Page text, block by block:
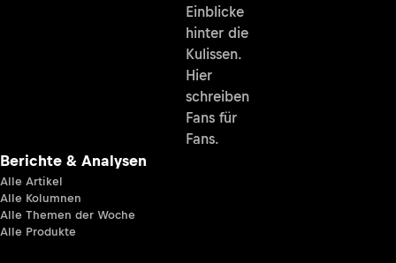
Einblicke
hinter die
Kulissen.
Hier
schreiben
Fans für
Fans.
Berichte & Analysen
Alle Artikel
Alle Kolumnen
Alle Themen der Woche
Alle Produkte